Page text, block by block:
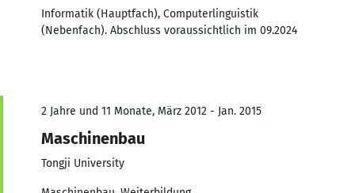
Informatik (Hauptfach), Computerlinguistik
(Nebenfach). Abschluss voraussichtlich im 09.2024
2 Jahre und 11 Monate, März 2012 - Jan. 2015
Maschinenbau
Tongji University